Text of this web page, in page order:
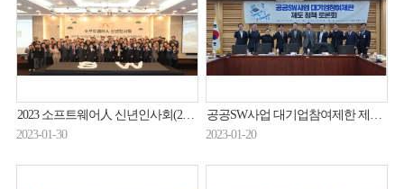
2023 소프트웨어人 신년인사회(23.01.27.)
2023-01-30
공공SW사업 대기업참여제한 제도 정책 토론회(23.01.18.)
2023-01-20